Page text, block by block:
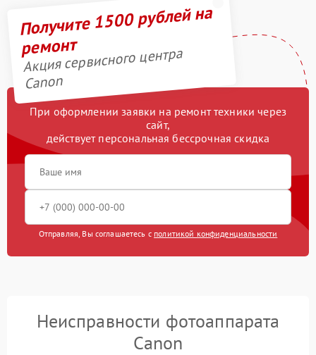
Получите 1500 рублей на
ремонт
Акция сервисного центра
Canon
При оформлении заявки на ремонт техники через
сайт,
действует персональная бессрочная скидка
Отправляя, Вы соглашаетесь с политикой конфиденциальности
Неисправности фотоаппарата
Canon